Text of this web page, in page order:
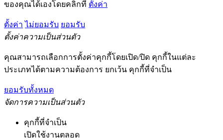
ของคุณได้เองโดยคลิกที่ ตั้งค่า
ตั้งค่า ไม่ยอมรับ ยอมรับ
ตั้งค่าความเป็นส่วนตัว
คุณสามารถเลือกการตั้งค่าคุกกี้โดยเปิด/ปิด คุกกี้ในแต่ละ
ประเภทได้ตามความต้องการ ยกเว้น คุกกี้ที่จำเป็น
ยอมรับทั้งหมด
จัดการความเป็นส่วนตัว
คุกกี้ที่จำเป็น
เปิดใช้งานตลอด